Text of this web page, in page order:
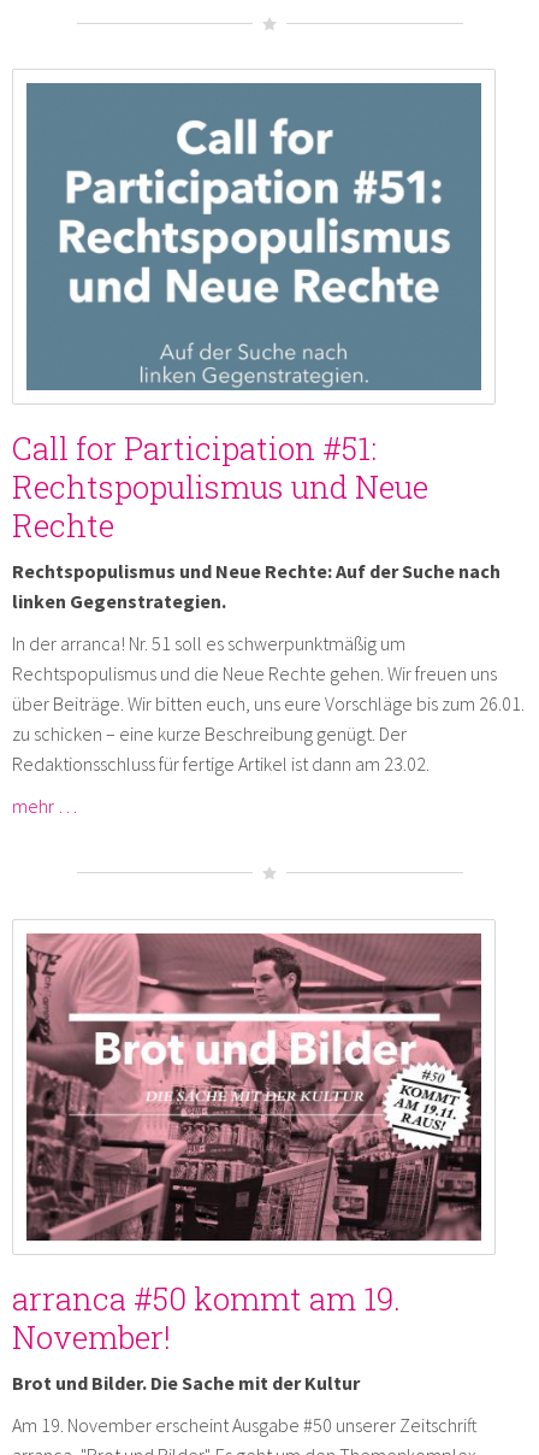
Call for Participation #51:
Rechtspopulismus und Neue
Rechte
Rechtspopulismus und Neue Rechte: Auf der Suche nach
linken Gegenstrategien.
In der arranca! Nr. 51 soll es schwerpunktmäßig um
Rechtspopulismus und die Neue Rechte gehen. Wir freuen uns
über Beiträge. Wir bitten euch, uns eure Vorschläge bis zum 26.01.
zu schicken – eine kurze Beschreibung genügt. Der
Redaktionsschluss für fertige Artikel ist dann am 23.02.
mehr …
arranca #50 kommt am 19.
November!
Brot und Bilder. Die Sache mit der Kultur
Am 19. November erscheint Ausgabe #50 unserer Zeitschrift